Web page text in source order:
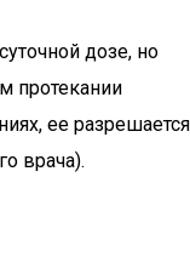
дозе, но
протекании
ее разрешается
врача).